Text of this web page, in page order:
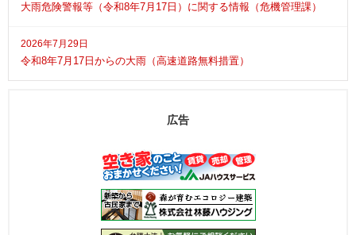
大雨危険警報等（令和8年7月17日）に関する情報（危機管理課）
2026年7月29日
令和8年7月17日からの大雨（高速道路無料措置）
広告